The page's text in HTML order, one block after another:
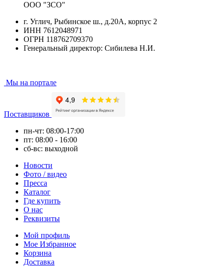
ООО "ЗСО"
г. Углич, Рыбинское ш., д.20А, корпус 2
ИНН 7612048971
ОГРН 118762709370
Генеральный директор: Сибилева Н.И.
Мы на портале
Поставщиков
пн-чт: 08:00-17:00
пт: 08:00 - 16:00
сб-вс: выходной
Новости
Фото / видео
Пресса
Каталог
Где купить
О нас
Реквизиты
Мой профиль
Мое Избранное
Корзина
Доставка